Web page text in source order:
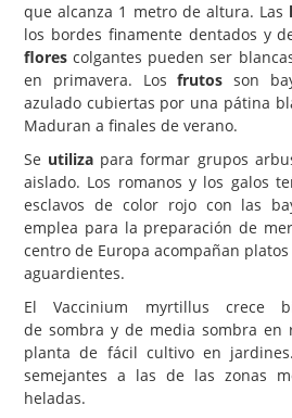
Árboles y Palmeras
Arbustos y Trepadoras
Cactus y Suculentas
que alcanza 1 metro de altura. Las
los bordes finamente dentados y
flores colgantes pueden ser
en primavera. Losfrutos son
azulado cubiertas por una pátina
Maduran a finales de verano.
Se utiliza para formar grupos
aislado. Los romanos y los galos
esclavos de color rojo con las
emplea para la preparación de
centro de Europa acompañan
aguardientes.
El Vaccinium myrtillus crece
de sombra y de media sombra en
planta de fácil cultivo en
semejantes a las de las zonas
heladas.